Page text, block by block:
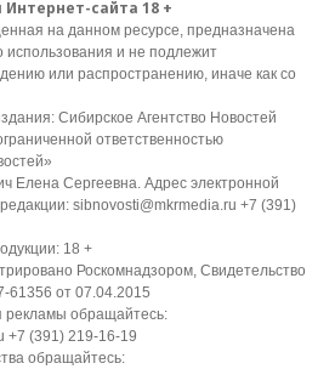
Интернет-сайта 18 +
на данном ресурсе, предназначена
использования и не подлежит
или распространению, иначе как со
Сибирское Агентство Новостей
ответственностью
Елена Сергеевна. Адрес электронной
sibnovosti@mkrmedia.ru +7 (391)
18 +
Роскомнадзором, Свидетельство
от 07.04.2015
обращайтесь:
+7 (391) 219-16-19
обращайтесь: